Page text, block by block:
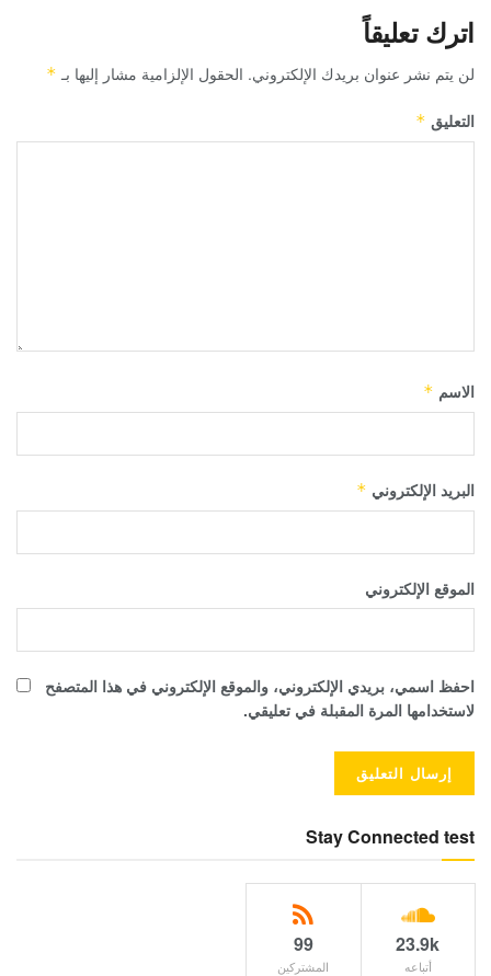
اترك تعليقاً
لن يتم نشر عنوان بريدك الإلكتروني. الحقول الإلزامية مشار إليها بـ *
التعليق *
الاسم *
البريد الإلكتروني *
الموقع الإلكتروني
احفظ اسمي، بريدي الإلكتروني، والموقع الإلكتروني في هذا المتصفح
لاستخدامها المرة المقبلة في تعليقي.
Stay Connected test
23.9k
أتباعه
99
المشتركين